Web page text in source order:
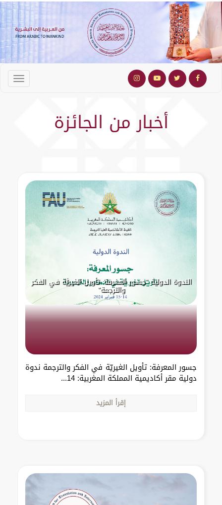
أخبار من الجائزة
الندوة الدولية "جسور المعرفة: تأويل الغيريَّة في الفكر
والترجمة"
جسور المعرفة: تأويل الغيريّة في الفكر والترجمة ندوة
دولية مقر أكاديمية المملكة المغربية: 14...
إقرأ المزيد